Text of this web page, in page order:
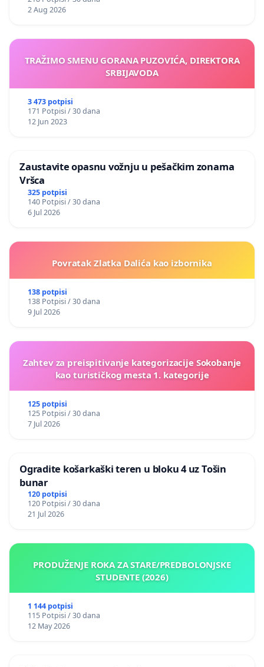
2 Aug 2026
TRAŽIMO SMENU GORANA PUZOVIĆA, DIREKTORA
SRBIJAVODA
3 473 potpisi
171 Potpisi / 30 dana
12 Jun 2023
Zaustavite opasnu vožnju u pešačkim zonama
Vršca
325 potpisi
140 Potpisi / 30 dana
6 Jul 2026
Povratak Zlatka Dalića kao izbornika
138 potpisi
138 Potpisi / 30 dana
9 Jul 2026
Zahtev za preispitivanje kategorizacije Sokobanje
kao turističkog mesta 1. kategorije
125 potpisi
125 Potpisi / 30 dana
7 Jul 2026
Ogradite košarkaški teren u bloku 4 uz Tošin
bunar
120 potpisi
120 Potpisi / 30 dana
21 Jul 2026
PRODUŽENJE ROKA ZA STARE/PREDBOLONJSKE
STUDENTE (2026)
1 144 potpisi
115 Potpisi / 30 dana
12 May 2026